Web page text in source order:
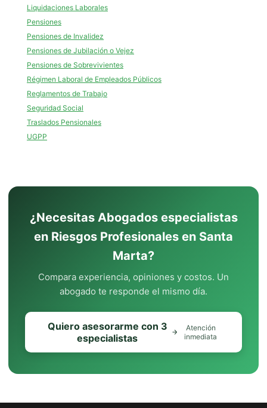
Liquidaciones Laborales
Pensiones
Pensiones de Invalidez
Pensiones de Jubilación o Vejez
Pensiones de Sobrevivientes
Régimen Laboral de Empleados Públicos
Reglamentos de Trabajo
Seguridad Social
Traslados Pensionales
UGPP
¿Necesitas Abogados especialistas
en Riesgos Profesionales en Santa
Marta?
Compara experiencia, opiniones y costos. Un
abogado te responde el mismo día.
Quiero asesorarme con 3
especialistas
Atención
inmediata